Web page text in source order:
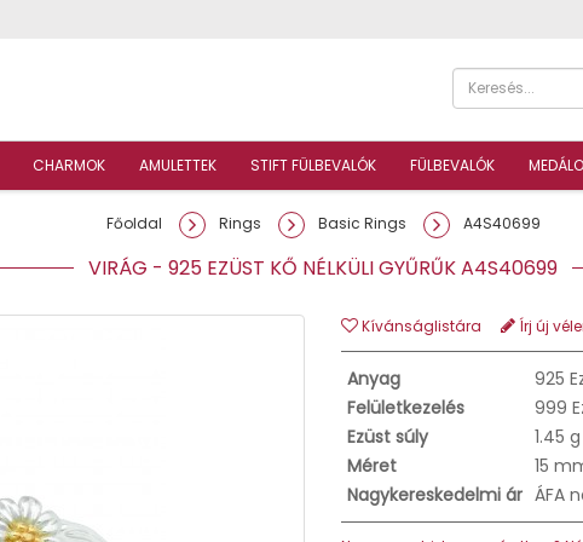
CHARMOK AMULETTEK STIFT FÜLBEVALÓK FÜLBEVALÓK
Főoldal Rings Basic Rings A4S40699
VIRÁG - 925 EZÜST KŐ NÉLKÜLI GYŰRŰK A4S40699
Kívánságlistára Írj új
Anyag
925
Felületkezelés
999
Ezüst súly
1.45 g
Méret
15
Nagykereskedelmi ár ÁFA